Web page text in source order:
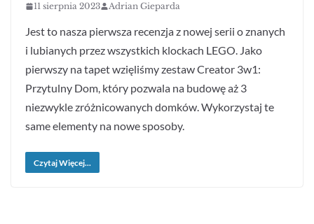
11 sierpnia 2023 Adrian Gieparda
Jest to nasza pierwsza recenzja z nowej serii o znanych
i lubianych przez wszystkich klockach LEGO. Jako
pierwszy na tapet wzięliśmy zestaw Creator 3w1:
Przytulny Dom, który pozwala na budowę aż 3
niezwykle zróżnicowanych domków. Wykorzystaj te
same elementy na nowe sposoby.
Czytaj Więcej...